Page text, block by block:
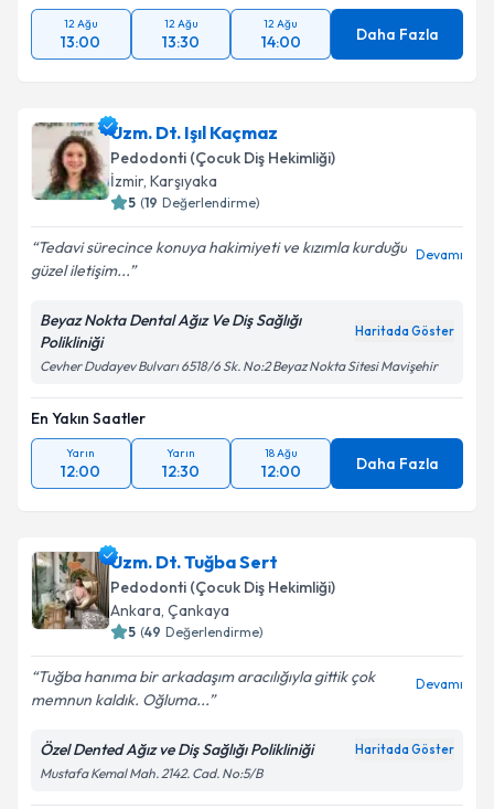
12 Ağu
13:00
12 Ağu
13:30
12 Ağu
14:00 Daha Fazla
Uzm. Dt. Işıl Kaçmaz
Pedodonti (Çocuk Diş Hekimliği)
İzmir, Karşıyaka
5 (19 Değerlendirme)
Tedavi sürecince konuya hakimiyeti ve kızımla kurduğu
güzel iletişim...
Devamı
Beyaz Nokta Dental Ağız Ve Diş Sağlığı
Polikliniği
Haritada Göster
Cevher Dudayev Bulvarı 6518/6 Sk. No:2 Beyaz Nokta Sitesi Mavişehir
En Yakın Saatler
Yarın
12:00
Yarın
12:30
18 Ağu
12:00 Daha Fazla
Uzm. Dt. Tuğba Sert
Pedodonti (Çocuk Diş Hekimliği)
Ankara, Çankaya
5 (49 Değerlendirme)
Tuğba hanıma bir arkadaşım aracılığıyla gittik çok
memnun kaldık. Oğluma...
Devamı
Özel Dented Ağız ve Diş Sağlığı Polikliniği Haritada Göster
Mustafa Kemal Mah. 2142. Cad. No:5/B